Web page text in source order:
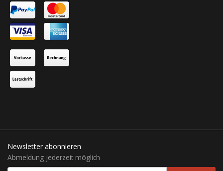
Newsletter abonnieren
Abmeldung jederzeit möglich